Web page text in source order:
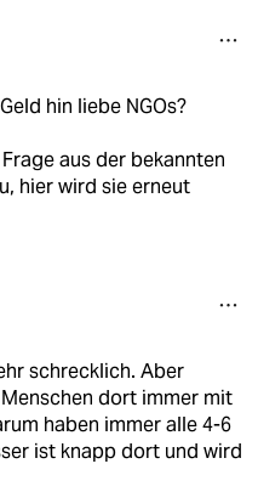
hin liebe NGOs?
aus der bekannten
hier wird sie erneut
schrecklich. Aber
dort immer mit
haben immer alle 4-6
ist knapp dort und wird